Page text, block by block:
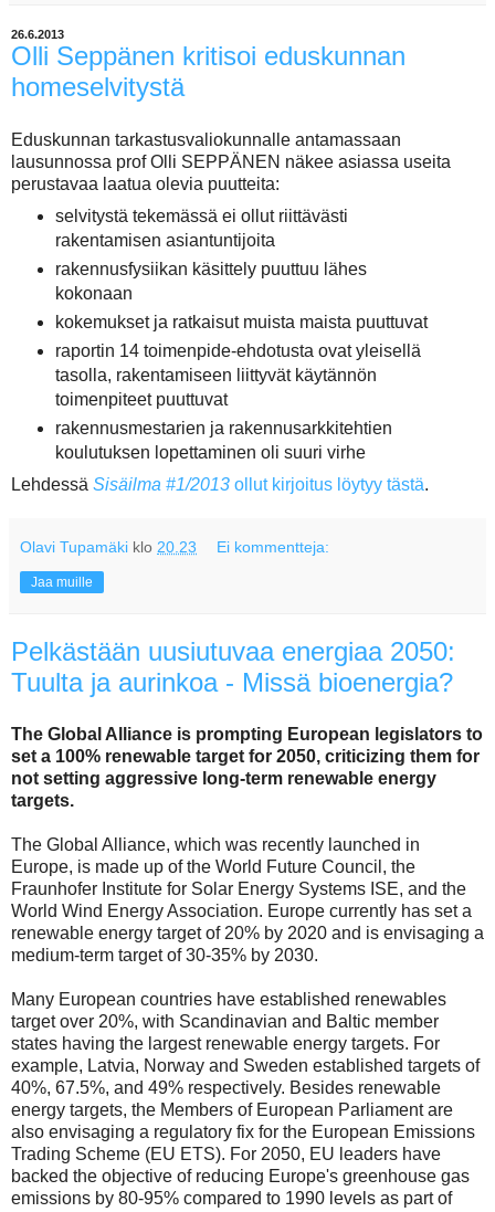
26.6.2013
Olli Seppänen kritisoi eduskunnan
homeselvitystä
Eduskunnan tarkastusvaliokunnalle antamassaan
lausunnossa prof Olli SEPPÄNEN näkee asiassa useita
perustavaa laatua olevia puutteita:
selvitystä tekemässä ei ollut riittävästi
rakentamisen asiantuntijoita
rakennusfysiikan käsittely puuttuu lähes
kokonaan
kokemukset ja ratkaisut muista maista puuttuvat
raportin 14 toimenpide-ehdotusta ovat yleisellä
tasolla, rakentamiseen liittyvät käytännön
toimenpiteet puuttuvat
rakennusmestarien ja rakennusarkkitehtien
koulutuksen lopettaminen oli suuri virhe
Lehdessä Sisäilma #1/2013 ollut kirjoitus löytyy tästä.
Olavi Tupamäki klo 20.23 Ei kommentteja:
Jaa muille
Pelkästään uusiutuvaa energiaa 2050:
Tuulta ja aurinkoa - Missä bioenergia?
The Global Alliance is prompting European legislators to
set a 100% renewable target for 2050, criticizing them for
not setting aggressive long-term renewable energy
targets.
The Global Alliance, which was recently launched in
Europe, is made up of the World Future Council, the
Fraunhofer Institute for Solar Energy Systems ISE, and the
World Wind Energy Association. Europe currently has set a
renewable energy target of 20% by 2020 and is envisaging a
medium-term target of 30-35% by 2030.
Many European countries have established renewables
target over 20%, with Scandinavian and Baltic member
states having the largest renewable energy targets. For
example, Latvia, Norway and Sweden established targets of
40%, 67.5%, and 49% respectively. Besides renewable
energy targets, the Members of European Parliament are
also envisaging a regulatory fix for the European Emissions
Trading Scheme (EU ETS). For 2050, EU leaders have
backed the objective of reducing Europe's greenhouse gas
emissions by 80-95% compared to 1990 levels as part of